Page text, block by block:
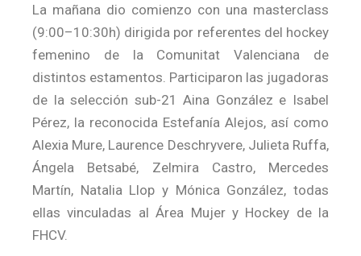
La mañana dio comienzo con una masterclass
(9:00–10:30h) dirigida por referentes del hockey
femenino de la Comunitat Valenciana de
distintos estamentos. Participaron las jugadoras
de la selección sub-21 Aina González e Isabel
Pérez, la reconocida Estefanía Alejos, así como
Alexia Mure, Laurence Deschryvere, Julieta Ruffa,
Ángela Betsabé, Zelmira Castro, Mercedes
Martín, Natalia Llop y Mónica González, todas
ellas vinculadas al Área Mujer y Hockey de la
FHCV.